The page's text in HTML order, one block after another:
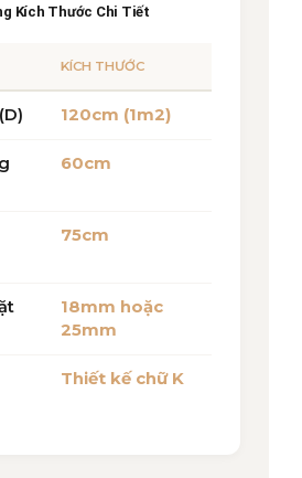
Kích Thước Chi Tiết
KÍCH THƯỚC
120cm (1m2)
60cm
75cm
18mm hoặc
25mm
Thiết kế chữ K